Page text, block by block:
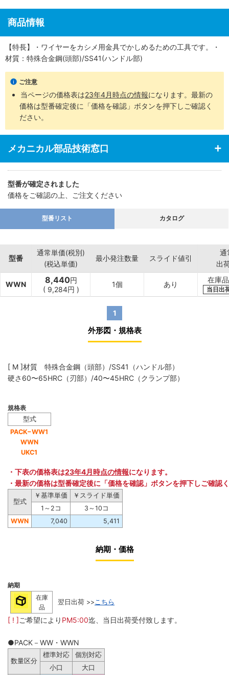
商品情報
【特長】・ワイヤーをカシメ用金具でかしめるための工具です。・
材質：特殊合金鋼(頭部)/SS41(ハンドル部)
ご注意
当ページの価格表は23年4月時点の情報になります。最新の
価格は型番確定後に「価格を確認」ボタンを押下しご確認く
ださい。
メカニカル部品技術窓口
型番が確定されました
価格をご確認の上、ご注文ください
型番リスト カタログ
型番
通常単価(税別)
(税込単価)
最小発注数量 スライド値引
通
出
WWN 8,440円
( 9,284円 )
1個 あり
在庫
当日出
1
外形図・規格表
[ M ]材質 特殊合金鋼（頭部）/SS41（ハンドル部）
硬さ60〜65HRC（刃部）/40〜45HRC（クランプ部）
規格表
型式
PACK−WW1
WWN
UKC1
・下表の価格表は23年4月時点の情報になります。
・最新の価格は型番確定後に「価格を確認」ボタンを押下しご確認
型式
￥基準単価
￥スライド単価
1～2コ
3～10コ
WWN
7,040 5,411
納期・価格
納期
在庫
品
翌日出荷 >> こちら
[ ! ]ご希望により PM5:00迄、当日出荷受付致します。
●PACK－WW・WWN
数量区分
標準対応
個別対応
小口
大口